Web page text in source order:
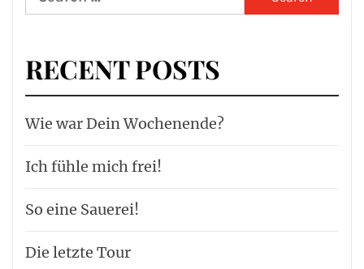
for:
RECENT POSTS
Wie war Dein Wochenende?
Ich fühle mich frei!
So eine Sauerei!
Die letzte Tour